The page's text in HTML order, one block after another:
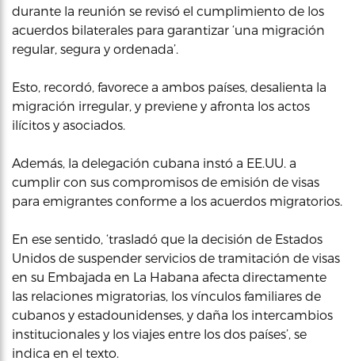
durante la reunión se revisó el cumplimiento de los
acuerdos bilaterales para garantizar ‘una migración
regular, segura y ordenada’.
Esto, recordó, favorece a ambos países, desalienta la
migración irregular, y previene y afronta los actos
ilícitos y asociados.
Además, la delegación cubana instó a EE.UU. a
cumplir con sus compromisos de emisión de visas
para emigrantes conforme a los acuerdos migratorios.
En ese sentido, ‘trasladó que la decisión de Estados
Unidos de suspender servicios de tramitación de visas
en su Embajada en La Habana afecta directamente
las relaciones migratorias, los vínculos familiares de
cubanos y estadounidenses, y daña los intercambios
institucionales y los viajes entre los dos países’, se
indica en el texto.